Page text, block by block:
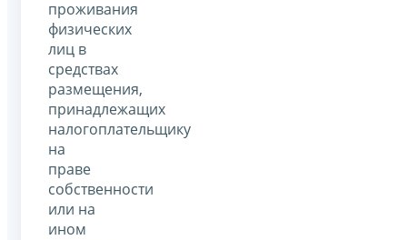
проживания
физических
лиц в
средствах
размещения,
принадлежащих
налогоплательщику
на
праве
собственности
или на
ином